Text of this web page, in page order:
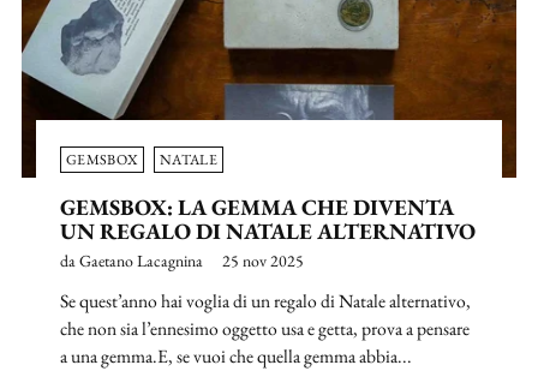
GEMSBOX NATALE
GEMSBOX: LA GEMMA CHE DIVENTA
UN REGALO DI NATALE ALTERNATIVO
da Gaetano Lacagnina 25 nov 2025
Se quest’anno hai voglia di un regalo di Natale alternativo,
che non sia l’ennesimo oggetto usa e getta, prova a pensare
a una gemma.E, se vuoi che quella gemma abbia...